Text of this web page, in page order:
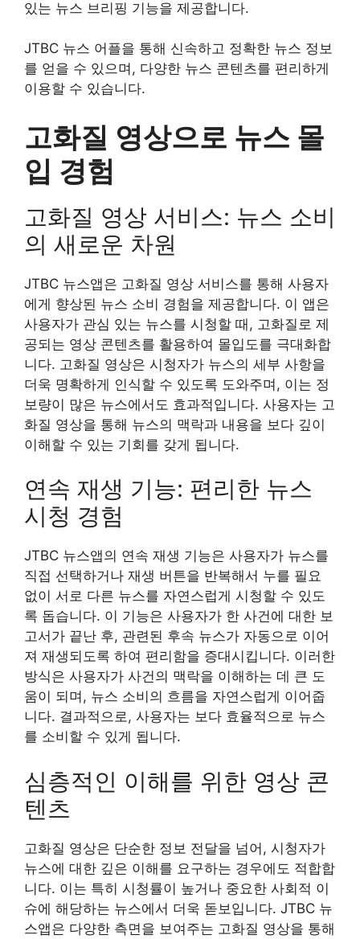
있는 뉴스 브리핑 기능을 제공합니다.
JTBC 뉴스 어플을 통해 신속하고 정확한 뉴스 정보
를 얻을 수 있으며, 다양한 뉴스 콘텐츠를 편리하게
이용할 수 있습니다.
고화질 영상으로 뉴스 몰
입 경험
고화질 영상 서비스: 뉴스 소비
의 새로운 차원
JTBC 뉴스앱은 고화질 영상 서비스를 통해 사용자
에게 향상된 뉴스 소비 경험을 제공합니다. 이 앱은
사용자가 관심 있는 뉴스를 시청할 때, 고화질로 제
공되는 영상 콘텐츠를 활용하여 몰입도를 극대화합
니다. 고화질 영상은 시청자가 뉴스의 세부 사항을
더욱 명확하게 인식할 수 있도록 도와주며, 이는 정
보량이 많은 뉴스에서도 효과적입니다. 사용자는 고
화질 영상을 통해 뉴스의 맥락과 내용을 보다 깊이
이해할 수 있는 기회를 갖게 됩니다.
연속 재생 기능: 편리한 뉴스
시청 경험
JTBC 뉴스앱의 연속 재생 기능은 사용자가 뉴스를
직접 선택하거나 재생 버튼을 반복해서 누를 필요
없이 서로 다른 뉴스를 자연스럽게 시청할 수 있도
록 돕습니다. 이 기능은 사용자가 한 사건에 대한 보
고서가 끝난 후, 관련된 후속 뉴스가 자동으로 이어
져 재생되도록 하여 편리함을 증대시킵니다. 이러한
방식은 사용자가 사건의 맥락을 이해하는 데 큰 도
움이 되며, 뉴스 소비의 흐름을 자연스럽게 이어줍
니다. 결과적으로, 사용자는 보다 효율적으로 뉴스
를 소비할 수 있게 됩니다.
심층적인 이해를 위한 영상 콘
텐츠
고화질 영상은 단순한 정보 전달을 넘어, 시청자가
뉴스에 대한 깊은 이해를 요구하는 경우에도 적합합
니다. 이는 특히 시청률이 높거나 중요한 사회적 이
슈에 해당하는 뉴스에서 더욱 돋보입니다. JTBC 뉴
스앱은 다양한 측면을 보여주는 고화질 영상을 통해